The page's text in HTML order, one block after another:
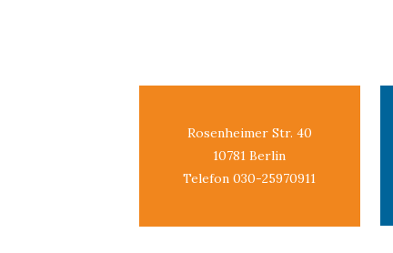
Rosenheimer Str. 40
10781 Berlin
Telefon 030-25970911